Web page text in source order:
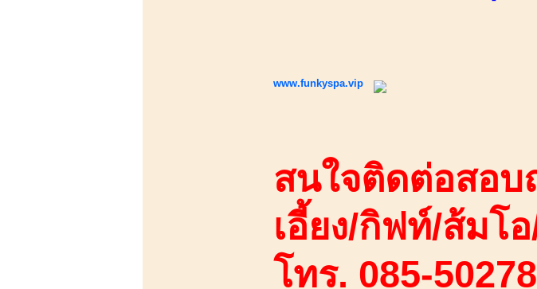
www.funkyspa.vip
สนใจติดต่อสอบ
เอี้ยง/กิฟท์/ส้มโ
โทร. 085-